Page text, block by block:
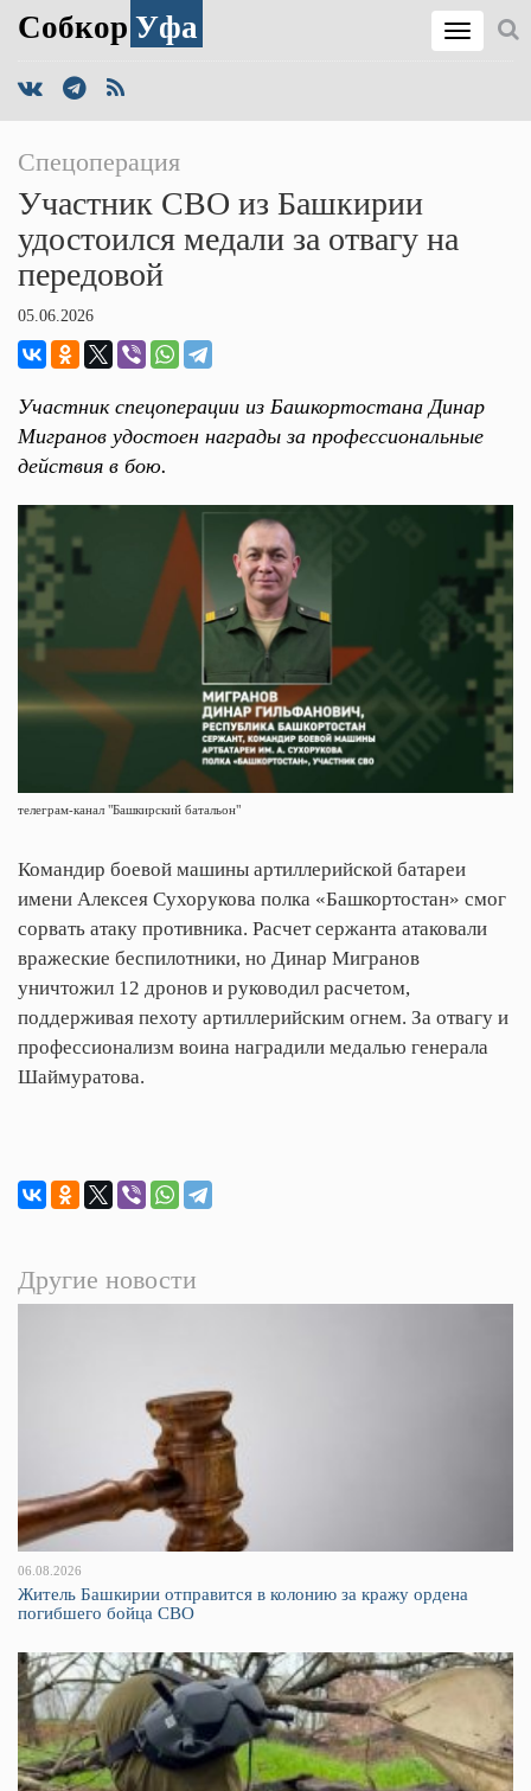
Собкор Уфа
Спецоперация
Участник СВО из Башкирии
удостоился медали за отвагу на
передовой
05.06.2026
Участник спецоперации из Башкортостана Динар
Мигранов удостоен награды за профессиональные
действия в бою.
телеграм-канал "Башкирский батальон"
Командир боевой машины артиллерийской батареи
имени Алексея Сухорукова полка «Башкортостан» смог
сорвать атаку противника. Расчет сержанта атаковали
вражеские беспилотники, но Динар Мигранов
уничтожил 12 дронов и руководил расчетом,
поддерживая пехоту артиллерийским огнем. За отвагу и
профессионализм воина наградили медалью генерала
Шаймуратова.
Другие новости
06.08.2026
Житель Башкирии отправится в колонию за кражу ордена
погибшего бойца СВО